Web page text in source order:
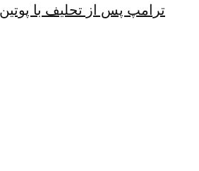
ترامپ پس از تحلیف با